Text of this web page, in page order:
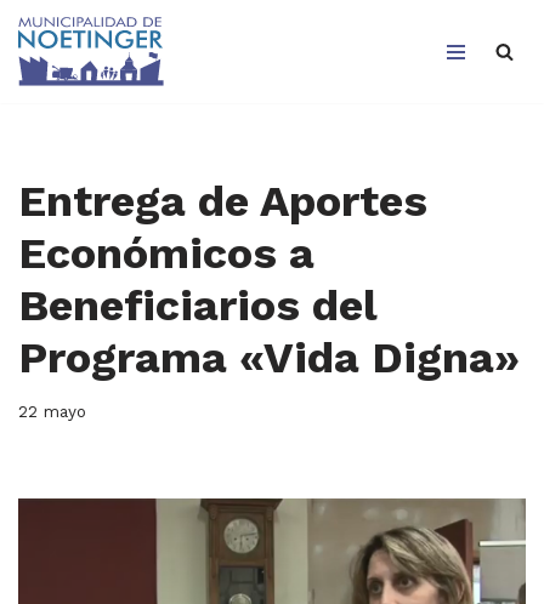
Saltar
Entrega de Aportes
Económicos a
Beneficiarios del
Programa «Vida Digna»
22 mayo